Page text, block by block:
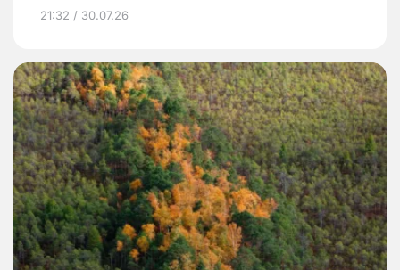
21:32 / 30.07.26